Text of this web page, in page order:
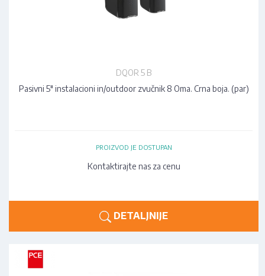
DQOR 5 B
Pasivni 5" instalacioni in/outdoor zvučnik 8 Oma. Crna boja. (par)
PROIZVOD JE DOSTUPAN
Kontaktirajte nas za cenu
DETALJNIJE